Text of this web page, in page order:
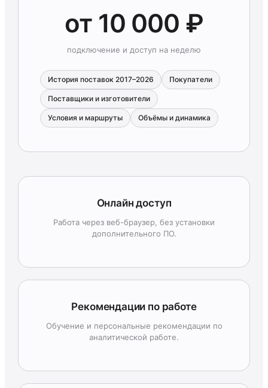
от 10 000 ₽
подключение и доступ на неделю
История поставок 2017–2026 Покупатели
Поставщики и изготовители
Условия и маршруты Объёмы и динамика
Онлайн доступ
Работа через веб-браузер, без установки
дополнительного ПО.
Рекомендации по работе
Обучение и персональные рекомендации по
аналитической работе.